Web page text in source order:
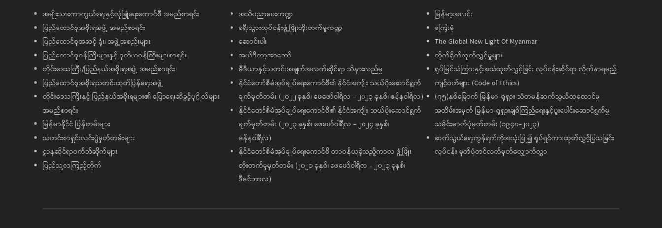
အမျိုးသားကာကွယ်ရေးနှင့်လုံခြုံရေးကောင်စီ အမည်စာရင်း
ပြည်ထောင်စုအစိုးရအဖွဲ့ အမည်စာရင်း
ပြည်ထောင်စုအဆင့် ရုံး၊ အဖွဲ့အစည်းများ
ပြည်ထောင်စုဝန်ကြီးများနှင့် ဒုတိယဝန်ကြီးများစာရင်း
တိုင်းဒေသကြီး/ပြည်နယ်အစိုးရအဖွဲ့ အမည်စာရင်း
ပြည်ထောင်စုအစိုးရသတင်းထုတ်ပြန်ရေးအဖွဲ့
တိုင်းဒေသကြီးနှင့် ပြည်နယ်အစိုးရများ၏ ပြောရေးဆိုခွင့်ပုဂ္ဂိုလ်များ
အမည်စာရင်း
မြန်မာနိုင်ငံ ပြန်တမ်းများ
သတင်းစာရှင်းလင်းပွဲမှတ်တမ်းများ
ဌာနဆိုင်ရာဝက်ဘ်ဆိုက်များ
ပြည်သူ့စာကြည့်တိုက်
အသိပညာပေးကဏ္ဍ
ခရီးသွားလုပ်ငန်းဖွံ့ဖြိုးတိုးတက်မှုကဏ္ဍ
ဆောင်းပါး
အယ်ဒီတာ့အာဘော်
မီဒီယာနှင့်သတင်းအချက်အလက်ဆိုင်ရာ သိနားလည်မှု
နိုင်ငံတော်စီမံအုပ်ချုပ်ရေးကောင်စီ၏ နိုင်ငံအကျိုး သယ်ပိုးဆောင်ရွက်
ချက်မှတ်တမ်း (၂၀၂၂ ခုနှစ်၊ ဖေဖော်ဝါရီလ - ၂၀၂၃ ခုနှစ်၊ ဇန်နဝါရီလ)
နိုင်ငံတော်စီမံအုပ်ချုပ်ရေးကောင်စီ၏ နိုင်ငံအကျိုး သယ်ပိုးဆောင်ရွက်
ချက်မှတ်တမ်း (၂၀၂၃ ခုနှစ်၊ ဖေဖော်ဝါရီလ - ၂၀၂၄ ခုနှစ်၊
ဇန်နဝါရီလ)
နိုင်ငံတော်စီမံအုပ်ချုပ်ရေးကောင်စီ တာဝန်ယူခဲ့သည့်ကာလ ဖွံ့ဖြိုး
တိုးတက်မှုမှတ်တမ်း (၂၀၂၁ ခုနှစ်၊ ဖေဖော်ဝါရီလ - ၂၀၂၃ ခုနှစ်၊
ဒီဇင်ဘာလ)
မြန်မာ့အလင်း
ကြေးမုံ
The Global New Light Of Myanmar
တိုက်ရိုက်ထုတ်လွှင့်မှုများ
ရုပ်မြင်သံကြားနှင့်အသံထုတ်လွှင့်ခြင်း လုပ်ငန်းဆိုင်ရာ လိုက်နာရမည့်
ကျင့်ဝတ်များ (Code of Ethics)
(၇၅)နှစ်မြောက် မြန်မာ-ရုရှား သံတမန်ဆက်သွယ်ထူထောင်မှု
အထိမ်းအမှတ် မြန်မာ-ရုရှားချစ်ကြည်ရေးနှင့်ပူးပေါင်းဆောင်ရွက်မှု
သမိုင်းဓာတ်ပုံမှတ်တမ်း (၁၉၄၈-၂၀၂၃)
ဆက်သွယ်ရေးကွန်ရက်ကိုအသုံးပြု၍ ရုပ်ရှင်ကားထုတ်လွှင့်ပြသခြင်း
လုပ်ငန်း မှတ်ပုံတင်လက်မှတ်လျှောက်လွှာ